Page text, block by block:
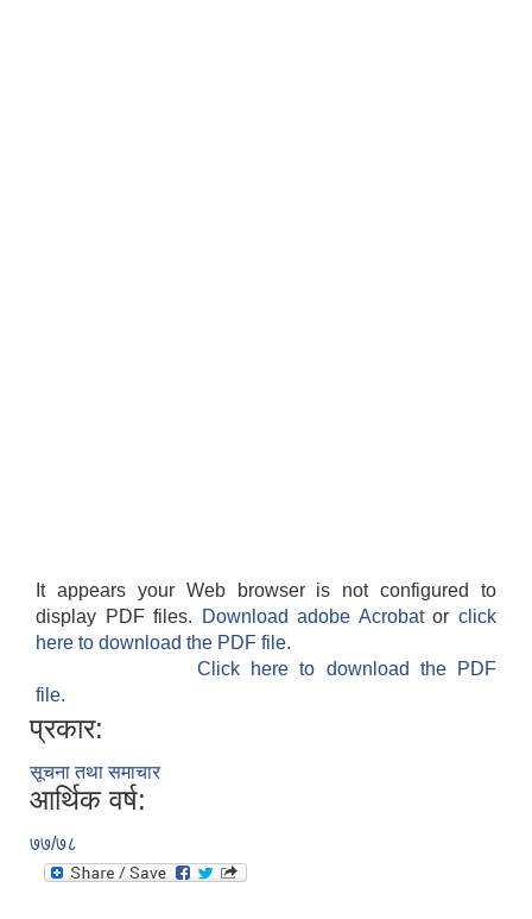
It appears your Web browser is not configured to
display PDF files.
Download adobe Acrobatorclick
here to download the PDF file.
Click here to download the PDF
file.
प्रकार:
सूचना तथा समाचार
आर्थिक वर्ष:
७७/७८